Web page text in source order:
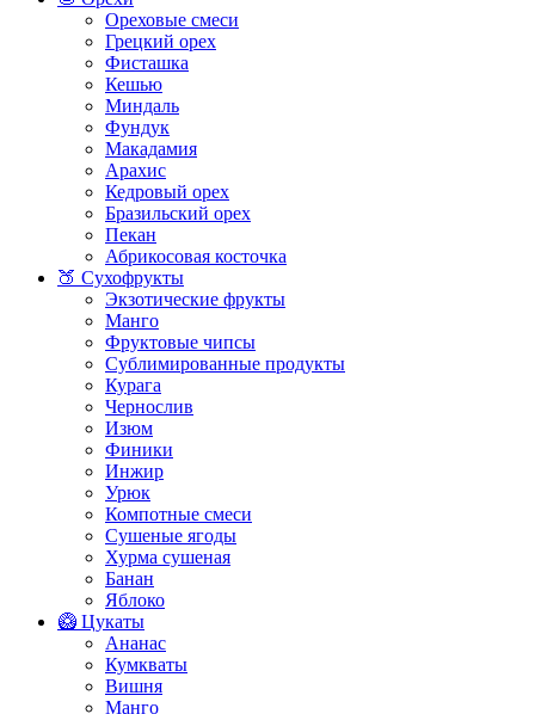
Ореховые смеси
Грецкий орех
Фисташка
Кешью
Миндаль
Фундук
Макадамия
Арахис
Кедровый орех
Бразильский орех
Пекан
Абрикосовая косточка
🍑 Сухофрукты
Экзотические фрукты
Манго
Фруктовые чипсы
Сублимированные продукты
Курага
Чернослив
Изюм
Финики
Инжир
Урюк
Компотные смеси
Сушеные ягоды
Хурма сушеная
Банан
Яблоко
🥝 Цукаты
Ананас
Кумкваты
Вишня
Манго